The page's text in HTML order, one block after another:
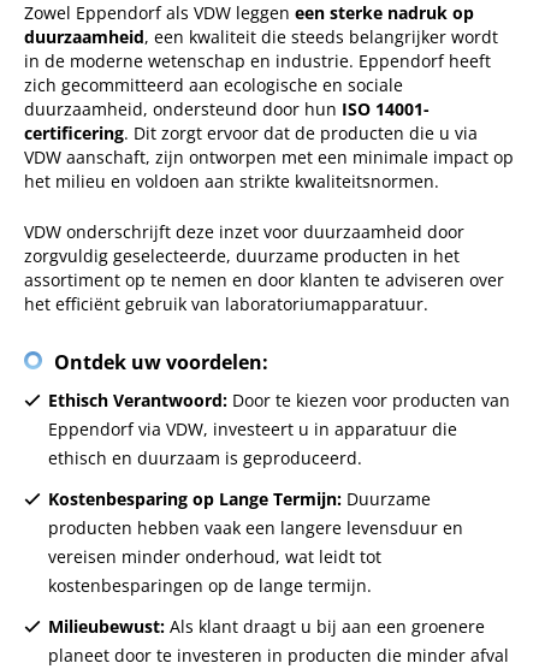
Zowel Eppendorf als VDW leggen een sterke nadruk op
duurzaamheid, een kwaliteit die steeds belangrijker wordt
in de moderne wetenschap en industrie. Eppendorf heeft
zich gecommitteerd aan ecologische en sociale
duurzaamheid, ondersteund door hun ISO 14001-
certificering. Dit zorgt ervoor dat de producten die u via
VDW aanschaft, zijn ontworpen met een minimale impact op
het milieu en voldoen aan strikte kwaliteitsnormen.
VDW onderschrijft deze inzet voor duurzaamheid door
zorgvuldig geselecteerde, duurzame producten in het
assortiment op te nemen en door klanten te adviseren over
het efficiënt gebruik van laboratoriumapparatuur.
Ontdek uw voordelen:
Ethisch Verantwoord: Door te kiezen voor producten van
Eppendorf via VDW, investeert u in apparatuur die
ethisch en duurzaam is geproduceerd.
Kostenbesparing op Lange Termijn: Duurzame
producten hebben vaak een langere levensduur en
vereisen minder onderhoud, wat leidt tot
kostenbesparingen op de lange termijn.
Milieubewust: Als klant draagt u bij aan een groenere
planeet door te investeren in producten die minder afval